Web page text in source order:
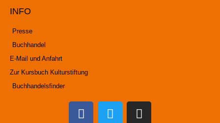
INFO
Presse
Buchhandel
E-Mail und Anfahrt
Zur Kursbuch Kulturstiftung
Buchhandelsfinder